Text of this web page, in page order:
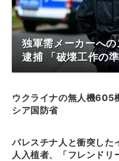
独軍需メーカーへ
逮捕 「破壊工作の
ウクライナの無人機605
シア国防省
パレスチナ人と衝突した
人入植者、「フレンドリ